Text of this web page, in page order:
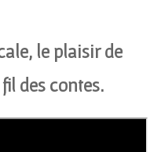
le plaisir de
des contes.